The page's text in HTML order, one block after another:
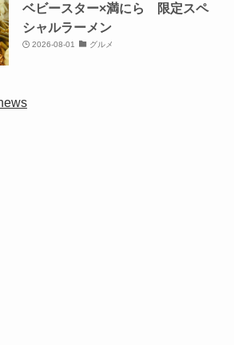
ベビースター×満にら 限定スペ
シャルラーメン
2026-08-01 グルメ